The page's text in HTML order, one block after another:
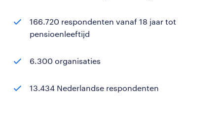
166.720 respondenten vanaf 18 jaar tot
pensioenleeftijd
6.300 organisaties
13.434 Nederlandse respondenten